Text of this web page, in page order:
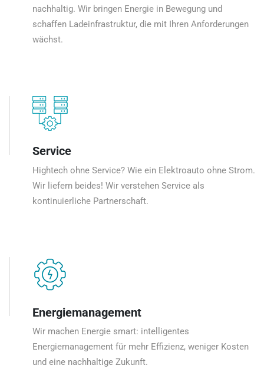
nachhaltig. Wir bringen Energie in Bewegung und
schaffen Ladeinfrastruktur, die mit Ihren Anforderungen
wächst.
Service
Hightech ohne Service? Wie ein Elektroauto ohne Strom.
Wir liefern beides! Wir verstehen Service als
kontinuierliche Partnerschaft.
Energiemanagement
Wir machen Energie smart: intelligentes
Energiemanagement für mehr Effizienz, weniger Kosten
und eine nachhaltige Zukunft.